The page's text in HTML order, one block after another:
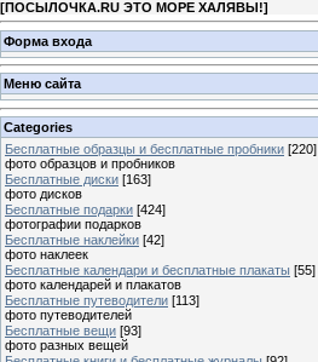
[ПОСЫЛОЧКА.RU ЭТО МОРЕ ХАЛЯВЫ!]
Форма входа
Меню сайта
Categories
Бесплатные образцы и бесплатные пробники [220]
фото образцов и пробников
Бесплатные диски [163]
фото дисков
Бесплатные подарки [424]
фотографии подарков
Бесплатные наклейки [42]
фото наклеек
Бесплатные календари и бесплатные плакаты [55]
фото календарей и плакатов
Бесплатные путеводители [113]
фото путеводителей
Бесплатные вещи [93]
фото разных вещей